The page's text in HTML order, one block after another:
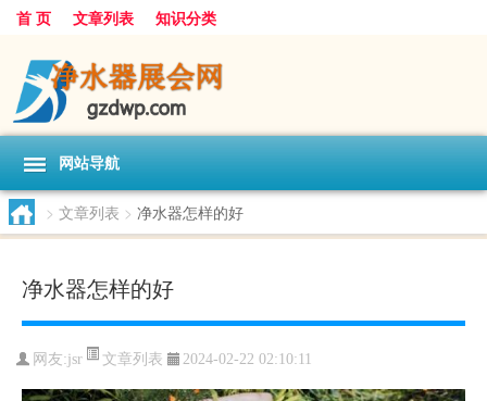
首 页 文章列表 知识分类
网站导航
> 文章列表 > 净水器怎样的好
净水器怎样的好
网友:jsr 文章列表 2024-02-22 02:10:11